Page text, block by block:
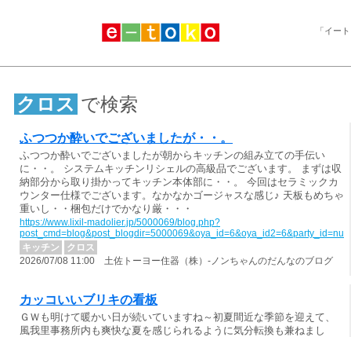
「イー
クロス で検索
ふつつか酔いでございましたが・・。
ふつつか酔いでございましたが朝からキッチンの組み立ての手伝い
に・・。 システムキッチンリシェルの高級品でございます。 まずは収
納部分から取り掛かってキッチン本体部に・・。 今回はセラミックカ
ウンター仕様でございます。なかなかゴージャスな感じ♪ 天板もめちゃ
重いし・・梱包だけでかなり厳・・・
https://www.lixil-madolier.jp/5000069/blog.php?
キッチン
クロス
2026/07/08 11:00 土佐トーヨー住器（株）-ノンちゃんのだんなのブログ
カッコいいブリキの看板
ＧＷも明けて暖かい日が続いていますね～初夏間近な季節を迎えて、
風我里事務所内も爽快な夏を感じられるように気分転換も兼ねまし